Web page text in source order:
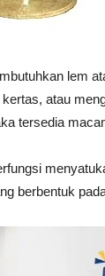
lem
atau
tersedia
berbentuk